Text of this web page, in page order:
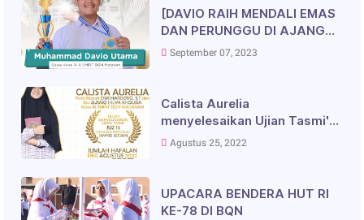
Bukit Qur'an Nusantara
Mataram
[DAVIO RAIH MENDALI EMAS
DAN PERUNGGU DI AJANG
ORION]✨
September 07, 2023
Calista Aurelia
menyelesaikan Ujian Tasmi'
Juz 15 dengan Predikat
Agustus 25, 2022
UPACARA BENDERA HUT RI
KE-78 DI BQN